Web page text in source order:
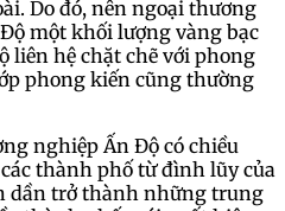
Do đó, nên ngoại thương
một khối lượng vàng bạc
liên hệ chặt chẽ với phong
phong kiến cũng thường
nghiệp Ấn Độ có chiều
thành phố từ đình lũy của
dần trở thành những trung